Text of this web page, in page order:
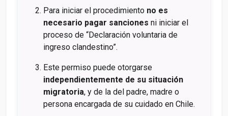
Para iniciar el procedimiento no es
necesario pagar sanciones ni iniciar el
proceso de “Declaración voluntaria de
ingreso clandestino”.
Este permiso puede otorgarse
independientemente de su situación
migratoria, y de la del padre, madre o
persona encargada de su cuidado en Chile.